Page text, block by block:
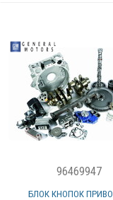
96469947
БЛОК КНОПОК